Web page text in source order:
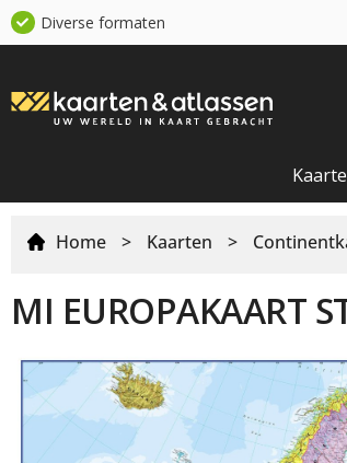
Diverse formaten
Home > Kaarten >
MI EUROPAKAART